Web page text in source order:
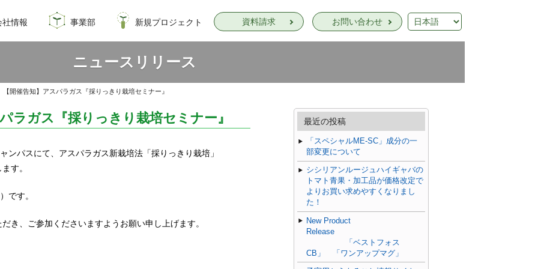
社情報
要
イノベーション
報
事業部
飼料・穀物種子事業部
園芸種子部
芝生事業部
新規プロジェクト
サナテックシード
青空トマト学園
公式オンラインショップ
PsEco
子実コーンNAVI
資料請求 お問い合わせ
ニュースリリース
【開催告知】アスパラガス『採りっきり栽培セミナー』
ラガス『採りっきり栽培セミナー』
ンパスにて、アスパラガス新栽培法「採りっきり栽培」
す。
です。
き、ご参加くださいますようお願い申し上げます。
最近の投稿
「スペシャルME-SC」成分の一
部変更について
シシリアンルージュハイギャバの
トマト青果・加工品が価格改定で
よりお買い求めやすくなりまし
た！
New Product
Release
「ベストフォス
CB」 「ワンアップマグ」